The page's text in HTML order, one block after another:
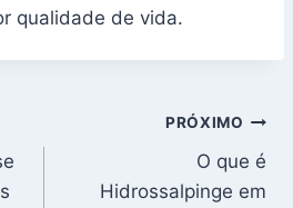
qualidade de vida.
PRÓXIMO
O que é
Hidrossalpinge em